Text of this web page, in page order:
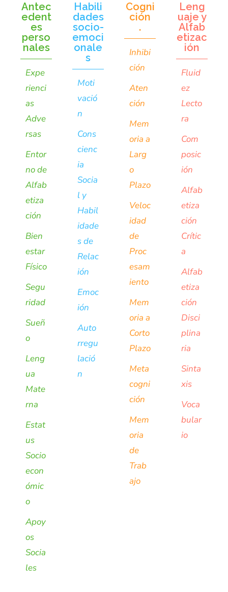
Antec
edent
es
perso
nales
Expe
rienci
as
Adve
rsas
Entor
no de
Alfab
etiza
ción
Bien
estar
Físico
Segu
ridad
Sueñ
o
Leng
ua
Mate
rna
Estat
us
Socio
econ
ómic
o
Apoy
os
Socia
les
Habili
dades
socio-
emoci
onale
s
Moti
vació
n
Cons
cienc
ia
Socia
l y
Habil
idade
s de
Relac
ión
Emoc
ión
Auto
rregu
lació
n
Cogni
ción
.
Inhibi
ción
Aten
ción
Mem
oria a
Larg
o
Plazo
Veloc
idad
de
Proc
esam
iento
Mem
oria a
Corto
Plazo
Meta
cogni
ción
Mem
oria
de
Trab
ajo
Leng
uaje y
Alfab
etizac
ión
Fluid
ez
Lecto
ra
Com
posic
ión
Alfab
etiza
ción
Crític
a
Alfab
etiza
ción
Disci
plina
ria
Sinta
xis
Voca
bular
io